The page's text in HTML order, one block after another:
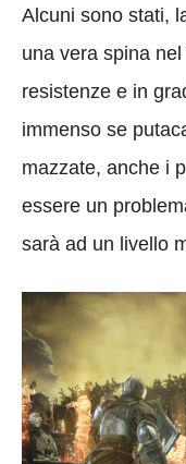
Alcuni sono stati,
una vera spina
resistenze e in
immenso se
mazzate, anche i
essere un
sarà ad un livello